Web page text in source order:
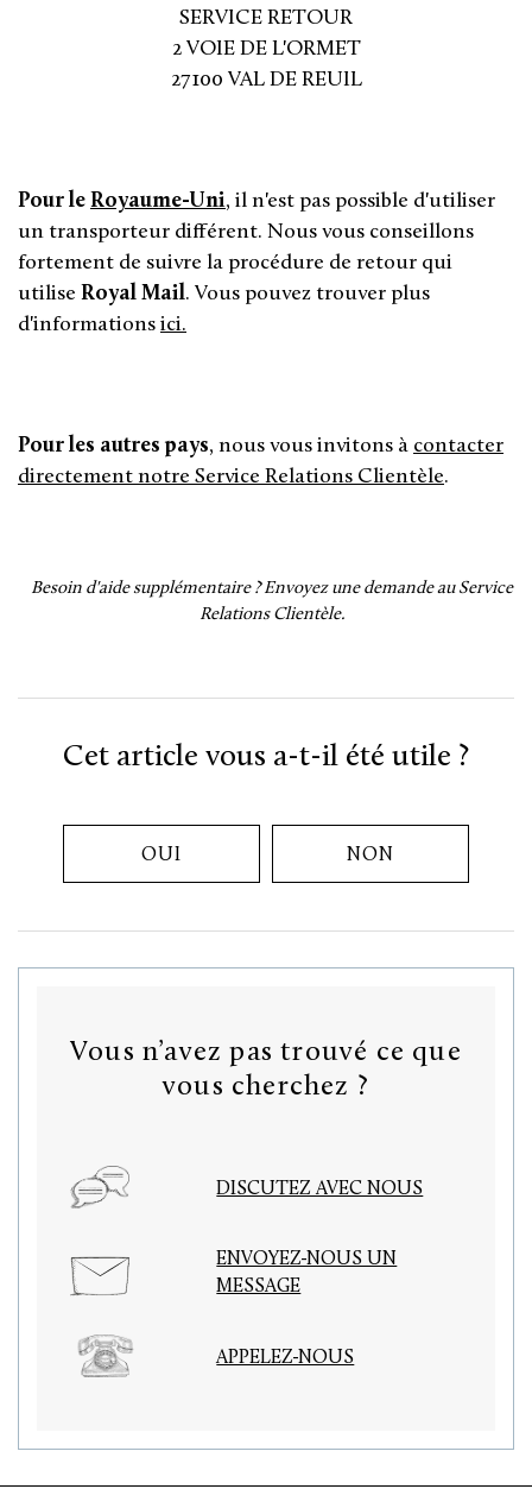
SERVICE RETOUR
2 VOIE DE L'ORMET
27100 VAL DE REUIL
Pour leRoyaume-Uni, il n'est pas possible d'utiliser
un transporteur différent. Nous vous conseillons
fortement de suivre la procédure de retour qui
utilise Royal Mail. Vous pouvez trouver plus
d'informationsici.
Pour les autres pays, nous vous invitons à contacter
directement notre Service Relations Clientèle.
Besoin d'aide supplémentaire ?Envoyez une demande au Service
Relations Clientèle.
Cet article vous a-t-il été utile ?
OUI NON
Vous n’avez pas trouvé ce que
vous cherchez ?
DISCUTEZ AVEC NOUS
ENVOYEZ-NOUS UN
MESSAGE
APPELEZ-NOUS